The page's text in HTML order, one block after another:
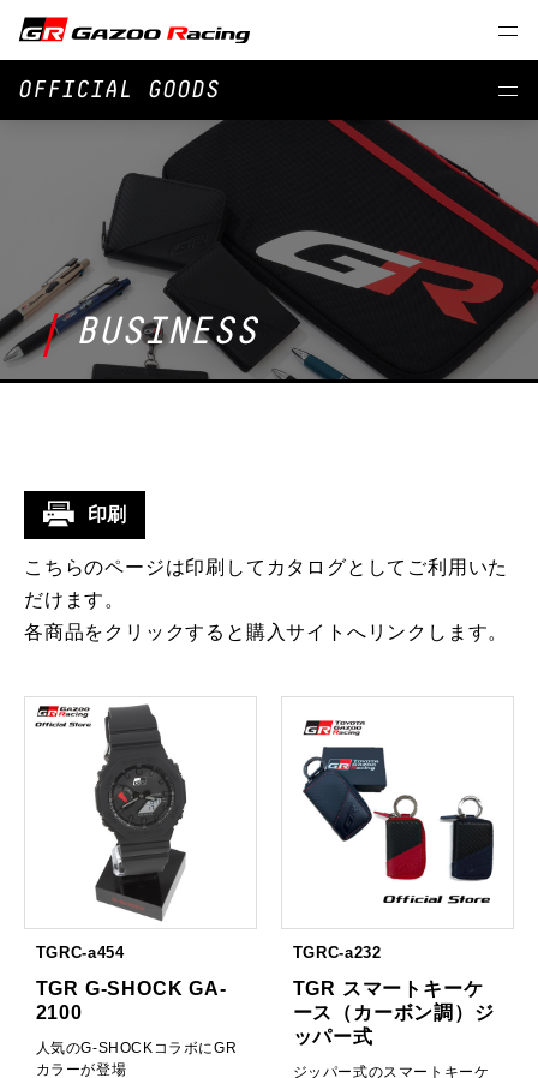
OFFICIAL GOODS
BUSINESS
印刷
こちらのページは印刷してカタログとしてご利用いた
だけます。
各商品をクリックすると購入サイトへリンクします。
TGRC-a454
TGR G-SHOCK GA-
2100
人気のG-SHOCKコラボにGR
カラーが登場
TGRC-a232
TGR スマートキーケ
ース（カーボン調）ジ
ッパー式
ジッパー式のスマートキーケ